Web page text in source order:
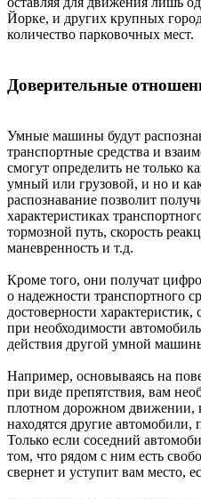
Йорке, и других крупных
количество парковочных мест.
Доверительные
Умные машины будут
транспортные средства и
смогут определить не только
умный или грузовой, и но и
распознавание позволит
характеристиках
тормозной путь, скорость
маневренность и т.д.
Кроме того, они получат
о надежности транспортного
достоверности
при необходимости
действия другой умной
Например, основываясь на
при виде препятствия, вам
плотном дорожном движении,
находятся другие автомобили,
Только если соседний
том, что рядом с ним есть
свернет и уступит вам место,